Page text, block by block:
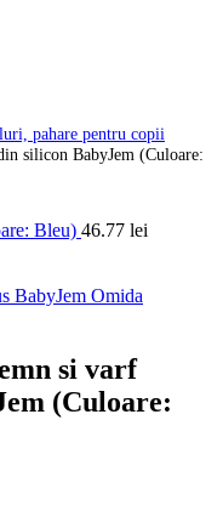
pahare pentru copii
silicon BabyJem (Culoare:
Bleu) 46.77 lei
BabyJem Omida
si varf
(Culoare: